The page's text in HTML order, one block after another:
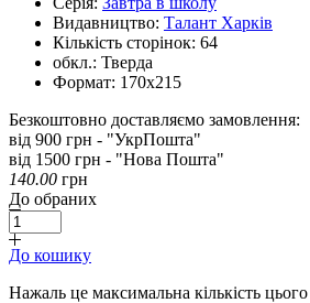
Видавництво: Талант Харків
Кількість сторінок: 64
обкл.: Тверда
Формат: 170х215
Безкоштовно доставляємо замовлення:
від 900 грн - "УкрПошта"
від 1500 грн - "Нова Пошта"
140.00 грн
До обраних
До кошику
Нажаль це максимальна кількість